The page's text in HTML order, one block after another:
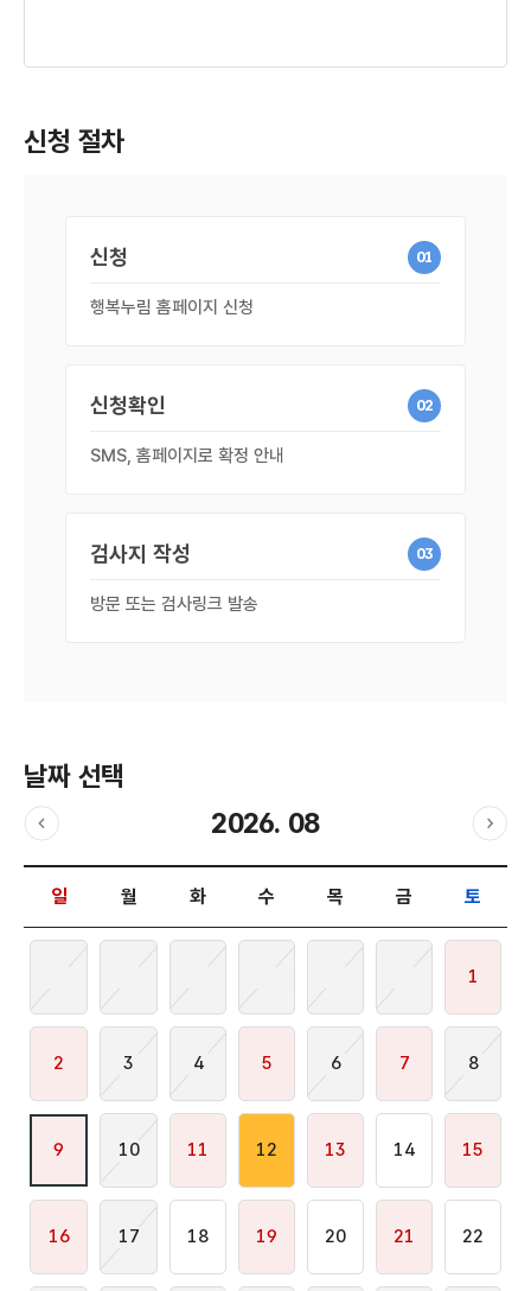
신청 절차
01
신청
행복누림 홈페이지 신청
02
신청확인
SMS, 홈페이지로 확정 안내
03
검사지 작성
방문 또는 검사링크 발송
날짜 선택
이전달 2026. 08
다음
날짜 선택 달력입니다.
일
월 화 수 목 금 토
1
2 3 4 5 6 7 8
9 10 11 12 13 14 15
16 17 18 19 20 21 22